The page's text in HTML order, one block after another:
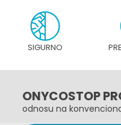
SIGURNO
ONYCOSTOP
odnosu na